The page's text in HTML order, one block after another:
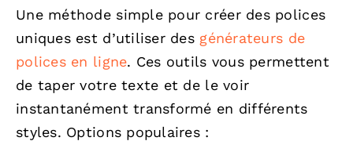
Une méthode simple pour créer des polices
uniques est d’utiliser des générateurs de
polices en ligne. Ces outils vous permettent
de taper votre texte et de le voir
instantanément transformé en différents
styles. Options populaires :